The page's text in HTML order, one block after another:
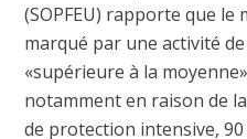
(SOPFEU) rapporte que le
marqué par une activité
«supérieure à la
notamment en raison de
de protection intensive,